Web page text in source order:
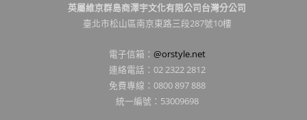
英屬維京群島商澤宇文化有限公司台灣分公司
臺北市松山區南京東路三段287號10樓
電子信箱： @orstyle.net
連絡電話：02 2322 2812
免費專線：0800 897 888
統一編號：53009698